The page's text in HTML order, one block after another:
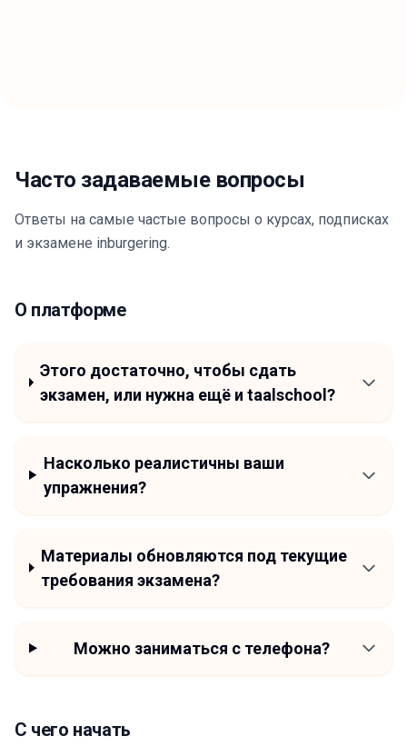
Часто задаваемые вопросы
Ответы на самые частые вопросы о курсах, подписках
и экзамене inburgering.
О платформе
Этого достаточно, чтобы сдать
экзамен, или нужна ещё и taalschool?
Насколько реалистичны ваши
упражнения?
Материалы обновляются под текущие
требования экзамена?
Можно заниматься с телефона?
С чего начать